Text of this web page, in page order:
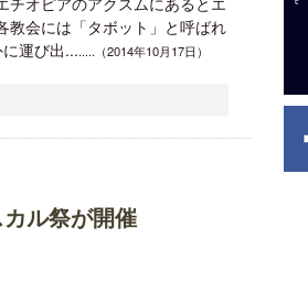
教会には「タボット」と呼ばれ
運び出........（2014年10月17日）
ル祭が開催
じられたこと』が文藝春秋から刊行